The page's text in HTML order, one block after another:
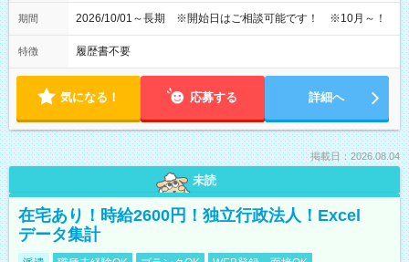
期間 2026/10/01～長期 ※開始日はご相談可能です！ ※10月～！
特徴 履歴書不要
気になる！ 応募する 詳細へ
掲載日：2026.08.04
未読
在宅あり！時給2600円！独立行政法人！Excel
データ集計